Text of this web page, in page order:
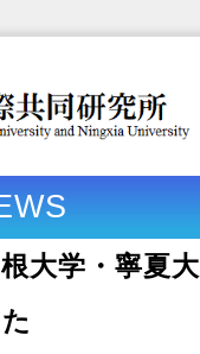
大学・寧夏